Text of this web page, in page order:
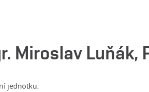
Miroslav Luňák,
jednotku.